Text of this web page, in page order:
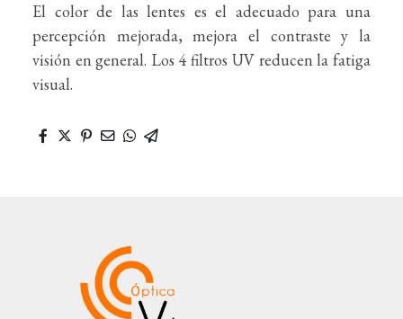
El color de las lentes es el adecuado para una
percepción mejorada, mejora el contraste y la
visión en general. Los 4 filtros UV reducen la fatiga
visual.